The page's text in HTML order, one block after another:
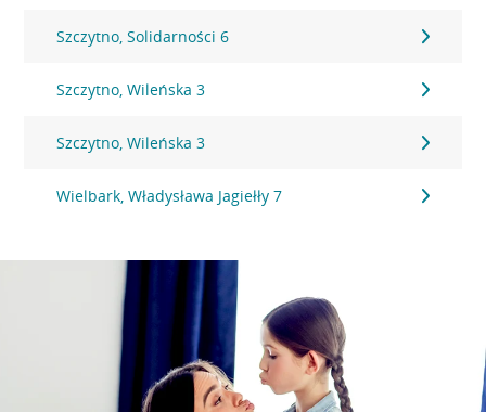
Szczytno, Solidarności 6
Szczytno, Wileńska 3
Szczytno, Wileńska 3
Wielbark, Władysława Jagiełły 7